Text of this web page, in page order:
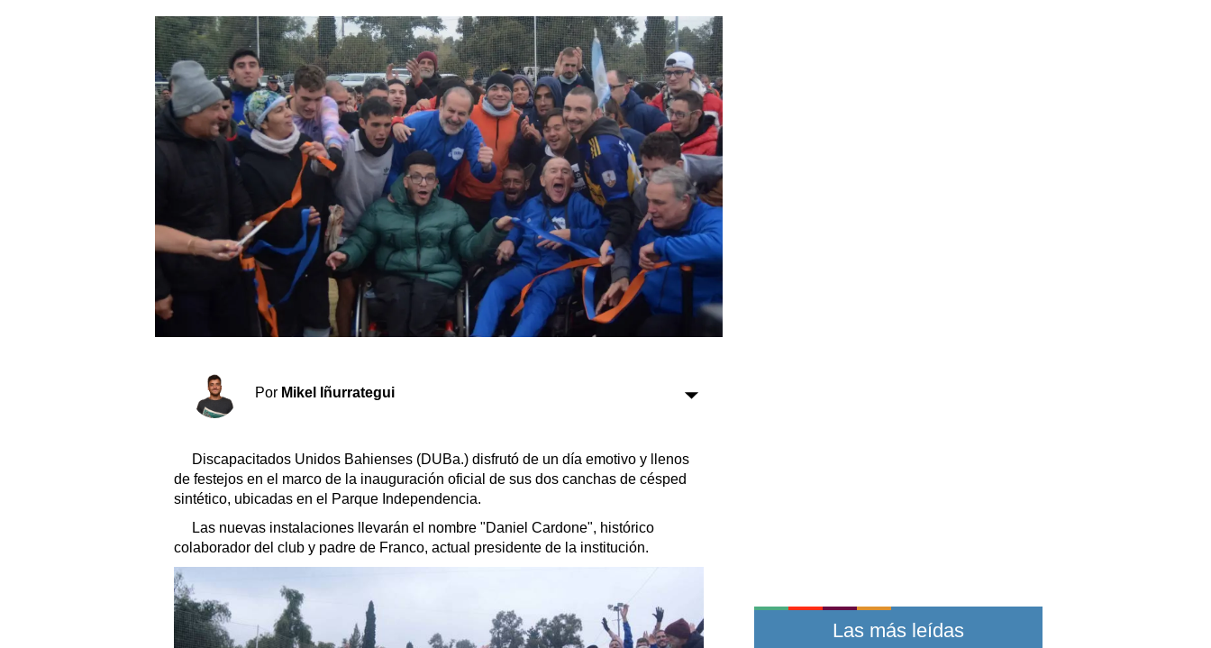
Arte y cultura
Cines
Economía y campo
Economía y finanzas
Con el campo
Espacio empresas
Sociedad y tiempo libre
Sociedad
Tecnología
Turismo
Salud
Es viral
El tiempo
Fúnebres
Clasificados
Suplementos
Loterías
Datos Útiles
Edictos
Teléfonos de urgencia
Por Mikel Iñurrategui
Discapacitados Unidos Bahienses (DUBa.) disfrutó de un día emotivo y llenos
de festejos en el marco de la inauguración oficial de sus dos canchas de césped
sintético, ubicadas en el Parque Independencia.
Las nuevas instalaciones llevarán el nombre "Daniel Cardone", histórico
colaborador del club y padre de Franco, actual presidente de la institución.
Las más leídas